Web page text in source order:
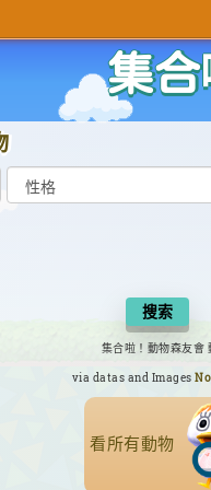
集合
搜索
集合啦！動物森友會
via datas and Images
看所有動物